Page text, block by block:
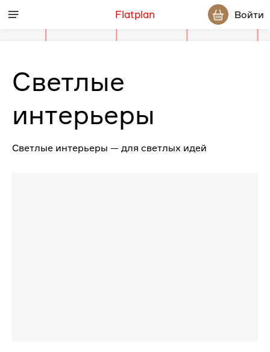
Flatplan Войти
Светлые
интерьеры
Светлые интерьеры — для светлых идей